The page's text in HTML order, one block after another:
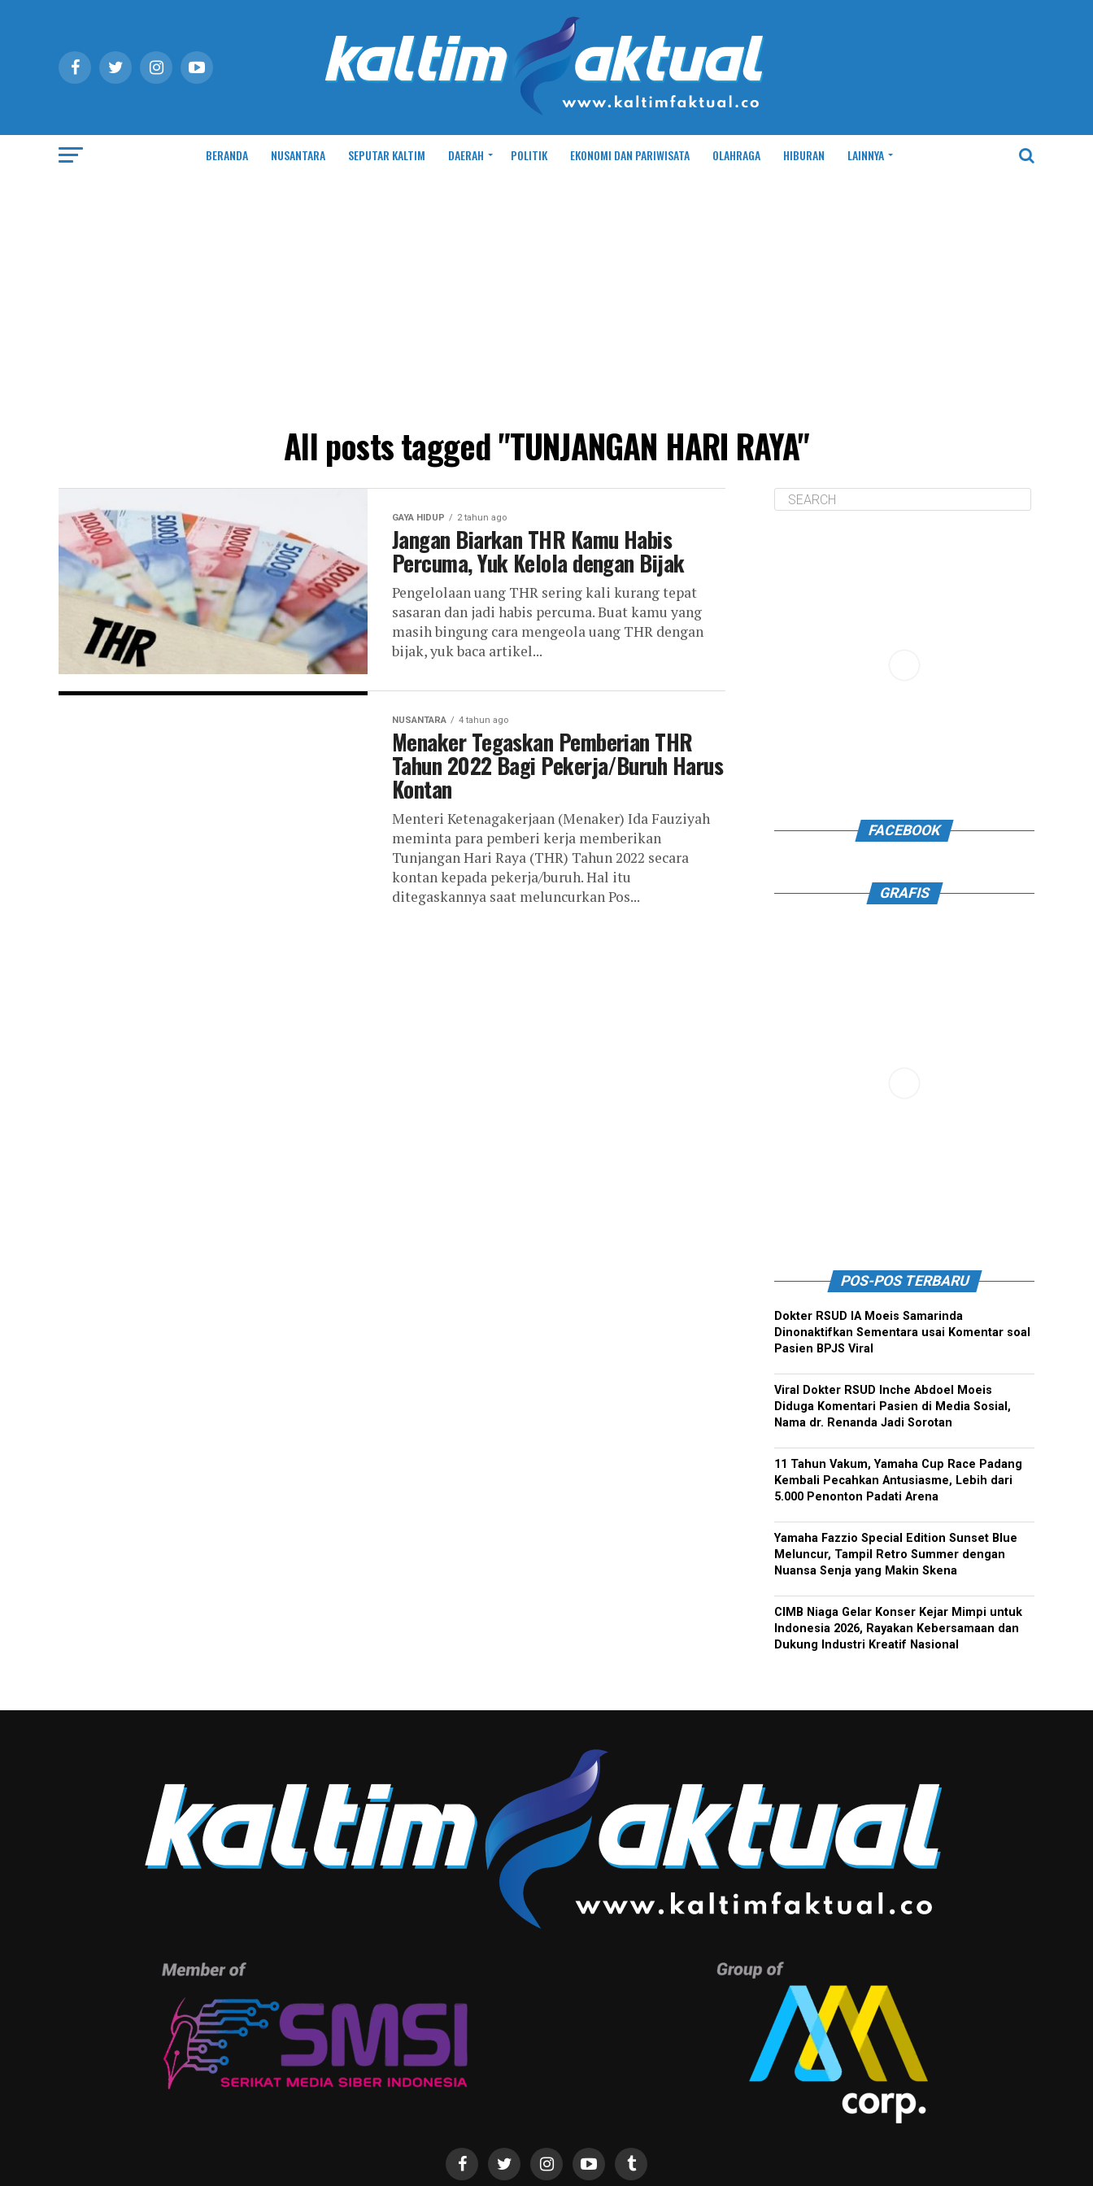
BERANDA NUSANTARA SEPUTAR KALTIM DAERAH POLITIK EKONOMI DAN PARIWISATA OLAHRAGA HIBURAN LAINNYA
All posts tagged "TUNJANGAN HARI RAYA"
GAYA HIDUP 2 tahun ago
Jangan Biarkan THR Kamu Habis
Percuma, Yuk Kelola dengan Bijak
Pengelolaan uang THR sering kali kurang tepat
sasaran dan jadi habis percuma. Buat kamu yang
masih bingung cara mengeola uang THR dengan
bijak, yuk baca artikel...
NUSANTARA 4 tahun ago
Menaker Tegaskan Pemberian THR
Tahun 2022 Bagi Pekerja/Buruh Harus
Kontan
Menteri Ketenagakerjaan (Menaker) Ida Fauziyah
meminta para pemberi kerja memberikan
Tunjangan Hari Raya (THR) Tahun 2022 secara
kontan kepada pekerja/buruh. Hal itu
ditegaskannya saat meluncurkan Pos...
FACEBOOK
GRAFIS
POS-POS TERBARU
Dokter RSUD IA Moeis Samarinda
Dinonaktifkan Sementara usai Komentar soal
Pasien BPJS Viral
Viral Dokter RSUD Inche Abdoel Moeis
Diduga Komentari Pasien di Media Sosial,
Nama dr. Renanda Jadi Sorotan
11 Tahun Vakum, Yamaha Cup Race Padang
Kembali Pecahkan Antusiasme, Lebih dari
5.000 Penonton Padati Arena
Yamaha Fazzio Special Edition Sunset Blue
Meluncur, Tampil Retro Summer dengan
Nuansa Senja yang Makin Skena
CIMB Niaga Gelar Konser Kejar Mimpi untuk
Indonesia 2026, Rayakan Kebersamaan dan
Dukung Industri Kreatif Nasional